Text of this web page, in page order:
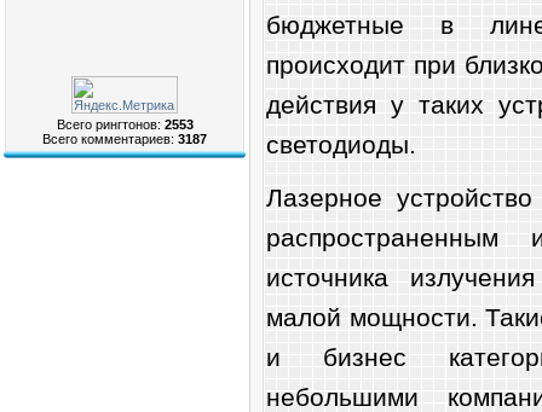
Всего рингтонов: 2553
Всего комментариев: 3187
бюджетные в
происходит при
действия у таких
светодиоды.
Лазерное
источника
малой мощности.
и бизнес
небольшими